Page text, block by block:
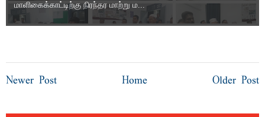
மாளிகைக்காட்டிற்கு நிரந்தர மாற்று ம...
Newer Post Older Post
Home